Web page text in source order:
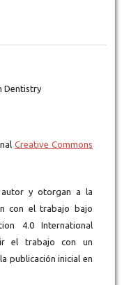
Dentistry
Creative Commons
autor y otorgan a la
con el trabajo bajo
4.0 International
el trabajo con un
publicación inicial en